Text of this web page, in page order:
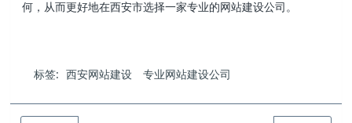
何，从而更好地在西安市选择一家专业的网站建设公司。
标签: 西安网站建设 专业网站建设公司